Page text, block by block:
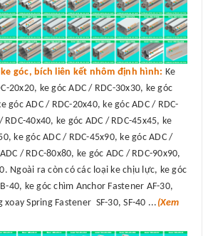
góc, bích liên kết nhôm định hình: Ke
20x20, ke góc ADC / RDC-30x30, ke góc
góc ADC / RDC-20x40, ke góc ADC / RDC-
RDC-40x40, ke góc ADC / RDC-45x45, ke
ke góc ADC / RDC-45x90, ke góc ADC /
/ RDC-80x80, ke góc ADC / RDC-90x90,
Ngoài ra còn có các loại ke chịu lực, ke góc
40, ke góc chìm Anchor Fastener AF-30,
xoay Spring Fastener SF-30, SF-40 ... (Xem